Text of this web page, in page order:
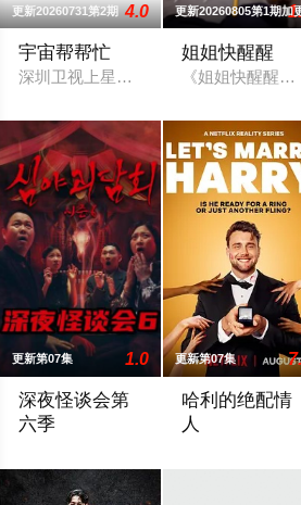
更新20260731第2期 4.0
宇宙帮帮忙
深圳卫视上星综艺《宇宙帮帮忙》是
更新20260805第1期加
姐姐快醒醒
《姐姐快醒醒
更新第07集 1.0
深夜怪谈会第
六季
更新第07集
哈利的绝配情
人